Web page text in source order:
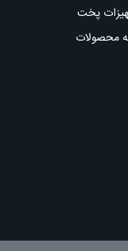
پخت
محصولات